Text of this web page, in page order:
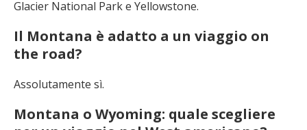
Glacier National Park e Yellowstone.
Il Montana è adatto a un viaggio on
the road?
Assolutamente sì.
Montana o Wyoming: quale scegliere